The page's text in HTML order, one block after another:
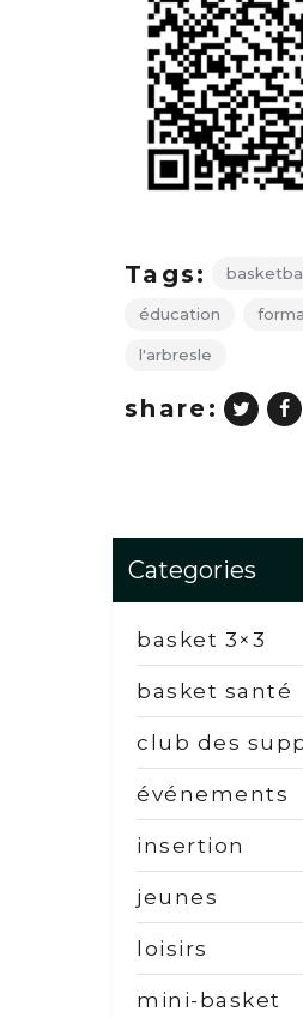
Tags:
éducation
l'arbresle
share:
Categories
basket 3×3
basket santé
club des
événements
insertion
jeunes
loisirs
mini-basket